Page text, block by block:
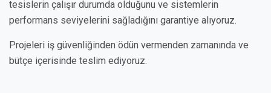
tesislerin çalışır durumda olduğunu ve sistemlerin
performans seviyelerini sağladığını garantiye alıyoruz.
Projeleri iş güvenliğinden ödün vermenden zamanında ve
bütçe içerisinde teslim ediyoruz.